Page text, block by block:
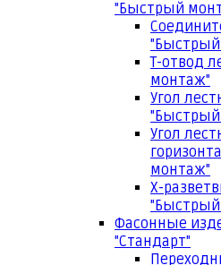
"Быстрый
Т-отвод
монтаж"
Угол
Угол
монтаж"
Х-
Фасонные
"Стандарт"